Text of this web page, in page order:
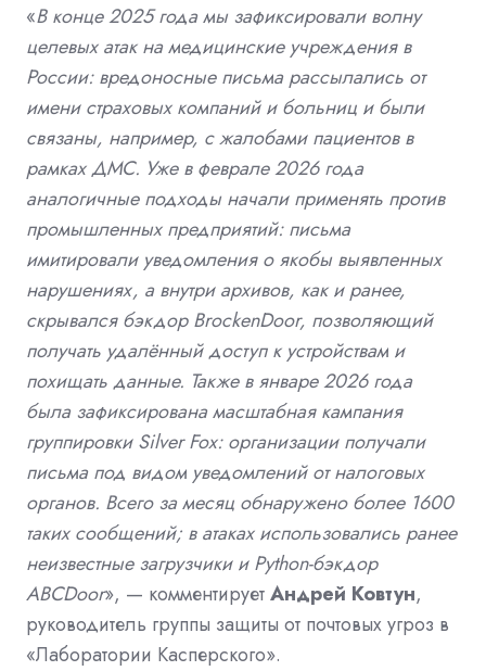
«В конце 2025 года мы зафиксировали волну
целевых атак на медицинские учреждения в
России: вредоносные письма рассылались от
имени страховых компаний и больниц и были
связаны, например, с жалобами пациентов в
рамках ДМС. Уже в феврале 2026 года
аналогичные подходы начали применять против
промышленных предприятий: письма
имитировали уведомления о якобы выявленных
нарушениях, а внутри архивов, как и ранее,
скрывался бэкдор BrockenDoor, позволяющий
получать удалённый доступ к устройствам и
похищать данные. Также в январе 2026 года
была зафиксирована масштабная кампания
группировки Silver Fox: организации получали
письма под видом уведомлений от налоговых
органов. Всего за месяц обнаружено более 1600
таких сообщений; в атаках использовались ранее
неизвестные загрузчики и Python-бэкдор
ABCDoor», — комментируетАндрей Ковтун,
руководитель группы защиты от почтовых угроз в
«Лаборатории Касперского».